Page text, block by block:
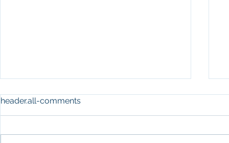
header.all-comments